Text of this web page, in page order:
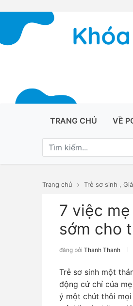
TRANG CHỦ VỀ
Trang chủ Trẻ sơ sinh ,
7 việc
sớm cho
đăng bởi Thanh Thanh
Trẻ sơ sinh một
động cử chỉ của
ý một chút thôi